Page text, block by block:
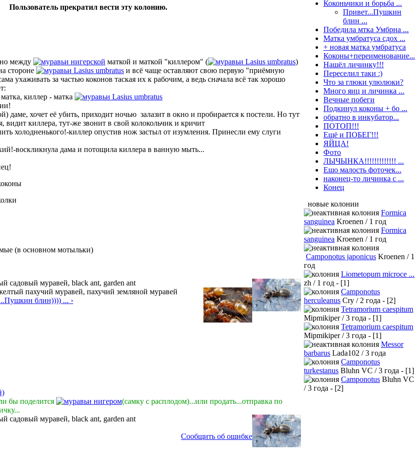
Пользователь прекратил вести эту колонию.
между нигерской маткой и маткой "киллером" ( Lasius umbratus)
стороне
Lasius umbratus и всё чаще оставляют свою первую "приёмную
ухаживать за частью коконов таская их к рабочим, а ведь сначала всё так хорошо
матка, киллер - матка
Lasius umbratus
даме, хочет её убить, приходит ночью залазит в окно и пробирается к постели. Но тут
видит киллера, тут-же звонит в свой колокольчик и кричит
холодненького!-киллер опустив нож застыл от изумления. Принесли ему слуги
воскликнула дама и потощила киллера в ванную мыть...
(в основном мотыльки)
садовый муравей, black ant, garden ant
пахучий муравей, пахучий земляной муравей
блин)))) ... ›
бы поделится нигером(самку с расплодом)...или продать...отправка по
садовый муравей, black ant, garden ant
Сообщить об ошибке
Коконьчики и борьба ...
Привет...Пушкин
блин ...
Победила мтка Умбрна ...
Матка умбратуса сдох ...
+ новая матка умбратуса
Коконы+переименование...
Нашёл личинку!!!
Переселил таки :)
Что за глюки улюлюки?
Много яиц и личинка ...
Вечные побеги
Подкинул коконы + бо ...
обратно в инкубатор...
ПОТОП!!!
Ещё и ПОБЕГ!!!
ЯЙЦА!
Фото
ЛЫЧЫНКА!!!!!!!!!!!!! ...
Ешо малость фоточек...
наконец-то личинка с ...
Конец
новые колонии
Formica
sanguinea Kroenen / 1 год
Formica
sanguinea Kroenen / 1 год
Camponotus japonicus Kroenen / 1
год
Liometopum microce ...
zh / 1 год - [1]
Camponotus
herculeanus Cry / 2 года - [2]
Tetramorium caespitum
Mipmikiper / 3 года - [1]
Tetramorium caespitum
Mipmikiper / 3 года - [1]
Messor
barbarus Lada102 / 3 года
Camponotus
turkestanus Bluhn VC / 3 года - [1]
Camponotus Bluhn VC
/ 3 года - [2]